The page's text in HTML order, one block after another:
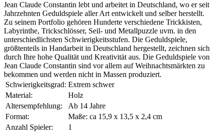
Jean Claude Constantin lebt und arbeitet in Deutschland, wo er seit
Jahrzehnten Geduldspiele aller Art entwickelt und selber herstellt.
Zu seinem Portfolio gehören Hunderte verschiedene Trickkisten,
Labyrinthe, Trickschlösser, Seil- und Metallpuzzle uvm. in den
unterschiedlichsten Schwierigkeitsstufen. Die Geduldspiele,
größtenteils in Handarbeit in Deutschland hergestellt, zeichnen sich
durch Ihre hohe Qualität und Kreativität aus. Die Geduldspiele von
Jean Claude Constantin sind vor allem auf Weihnachtsmärkten zu
bekommen und werden nicht in Massen produziert.
Schwierigkeitsgrad: Extrem schwer
Material:
Holz
Altersempfehlung:
Ab 14 Jahre
Format:
Maße: ca 15,9 x 13,5 x 2,4 cm
Anzahl Spieler:
1